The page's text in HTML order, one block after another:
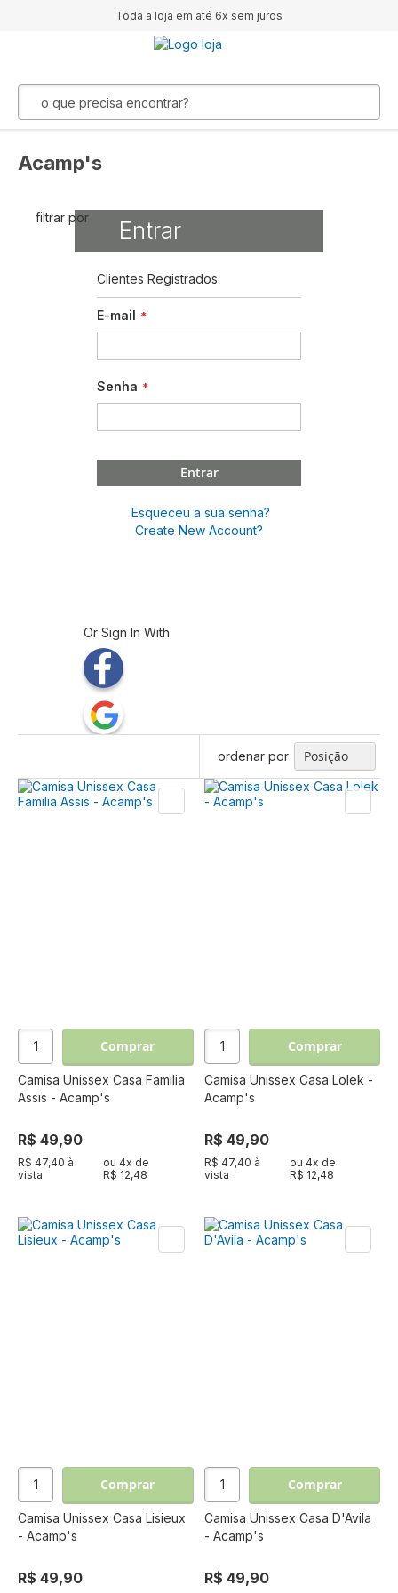
Toda a loja em até 6x sem juros
Acamp's
Entrar
Clientes Registrados
E-mail
Senha
Entrar
Esqueceu a sua senha?
Create New Account?
Or Sign In With
ordenar por
Comprar
Camisa Unissex Casa Familia
Assis - Acamp's
R$ 49,90
R$ 47,40 à
vista
ou 4x de
R$ 12,48
Comprar
Camisa Unissex Casa Lolek -
Acamp's
R$ 49,90
R$ 47,40 à
vista
ou 4x de
R$ 12,48
Comprar
Camisa Unissex Casa Lisieux
- Acamp's
R$ 49,90
Comprar
Camisa Unissex Casa D'Avila
- Acamp's
R$ 49,90
filtrar por